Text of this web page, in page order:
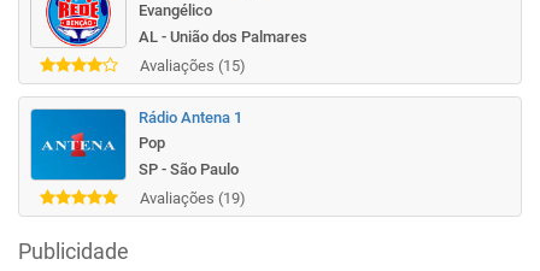
Evangélico
AL - União dos Palmares
Avaliações (15)
Rádio Antena 1
Pop
SP - São Paulo
Avaliações (19)
Publicidade